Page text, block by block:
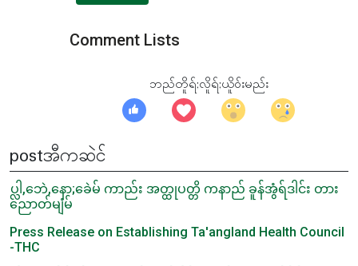
Comment Lists
ဘည်တိူရ်;လိူရ်;ယိူ၀်းမည်း
postအီကဆဲင်
ပ္လါ,ဘေဲ,နော;ခေဲမ် ကာည်း အတ္ထုပတ္တိ ကနာည် ခူန်အွံရ်ဒါင်း တား
ညောတ်မျံမ်
Press Release on Establishing Ta'angland Health Council
-THC